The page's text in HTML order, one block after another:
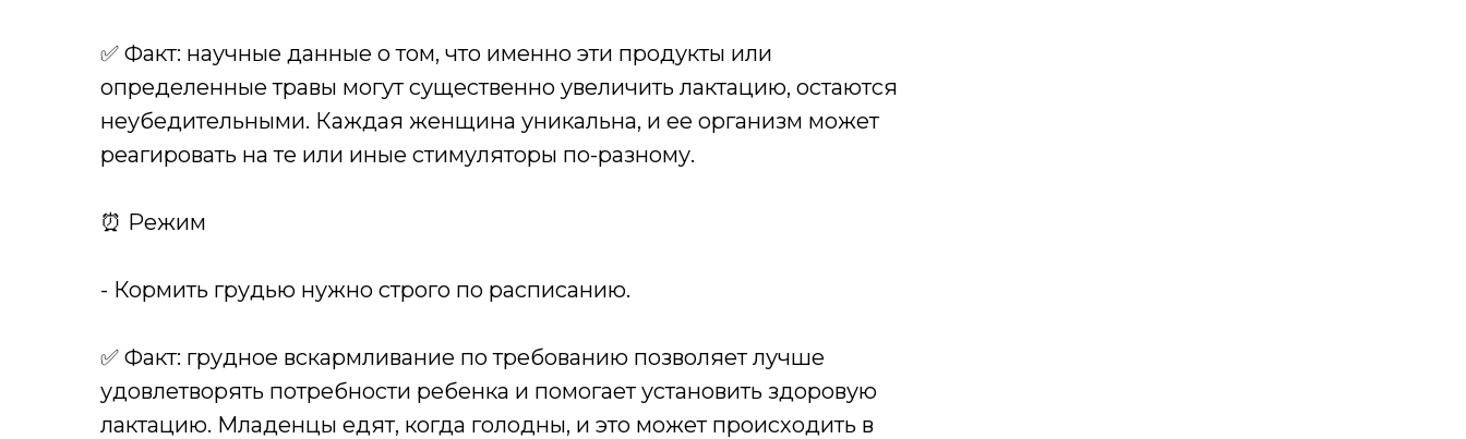
✅ Факт: научные данные о том, что именно эти продукты или
определенные травы могут существенно увеличить лактацию, остаются
неубедительными. Каждая женщина уникальна, и ее организм может
реагировать на те или иные стимуляторы по-разному.
⏰ Режим
- Кормить грудью нужно строго по расписанию.
✅ Факт: грудное вскармливание по требованию позволяет лучше
удовлетворять потребности ребенка и помогает установить здоровую
лактацию. Младенцы едят, когда голодны, и это может происходить в